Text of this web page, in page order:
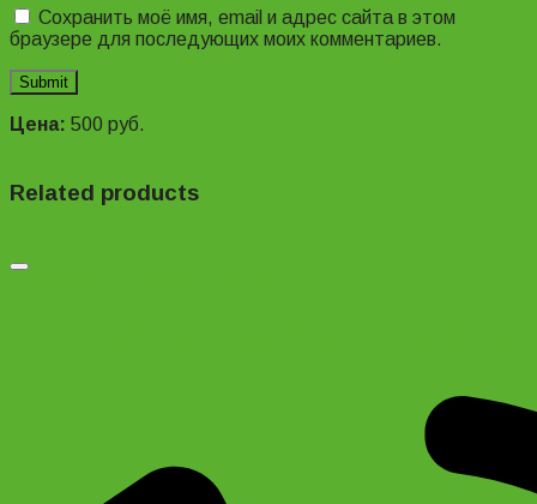
Сохранить моё имя, email и адрес сайта в этом
браузере для последующих моих комментариев.
Цена: 500 руб.
Related products